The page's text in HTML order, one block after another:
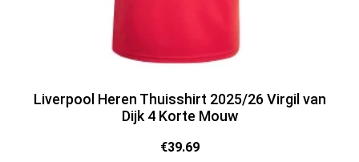
Liverpool Heren Thuisshirt 2025/26 Virgil van
Dijk 4 Korte Mouw
€39.69